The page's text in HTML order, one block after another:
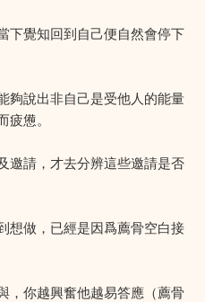
下覺知回到自己便自然會停下
夠說出非自己是受他人的能量
憊。
邀請，才去分辨這些邀請是否
想做，已經是因爲薦骨空白接
，你越興奮他越易答應（薦骨